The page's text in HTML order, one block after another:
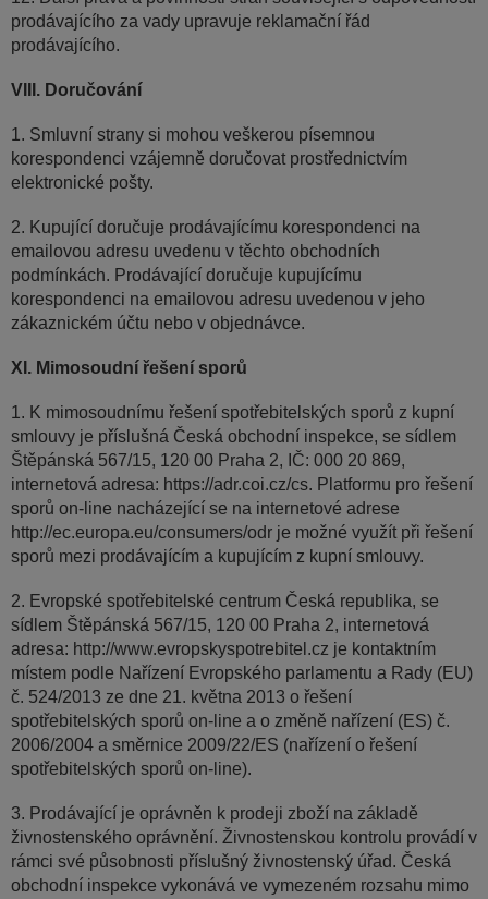
prodávajícího za vady upravuje reklamační řád
prodávajícího.
VIII. Doručování
1. Smluvní strany si mohou veškerou písemnou
korespondenci vzájemně doručovat prostřednictvím
elektronické pošty.
2. Kupující doručuje prodávajícímu korespondenci na
emailovou adresu uvedenu v těchto obchodních
podmínkách. Prodávající doručuje kupujícímu
korespondenci na emailovou adresu uvedenou v jeho
zákaznickém účtu nebo v objednávce.
XI. Mimosoudní řešení sporů
1. K mimosoudnímu řešení spotřebitelských sporů z kupní
smlouvy je příslušná Česká obchodní inspekce, se sídlem
Štěpánská 567/15, 120 00 Praha 2, IČ: 000 20 869,
internetová adresa: https://adr.coi.cz/cs. Platformu pro řešení
sporů on-line nacházející se na internetové adrese
http://ec.europa.eu/consumers/odr je možné využít při řešení
sporů mezi prodávajícím a kupujícím z kupní smlouvy.
2. Evropské spotřebitelské centrum Česká republika, se
sídlem Štěpánská 567/15, 120 00 Praha 2, internetová
adresa: http://www.evropskyspotrebitel.cz je kontaktním
místem podle Nařízení Evropského parlamentu a Rady (EU)
č. 524/2013 ze dne 21. května 2013 o řešení
spotřebitelských sporů on-line a o změně nařízení (ES) č.
2006/2004 a směrnice 2009/22/ES (nařízení o řešení
spotřebitelských sporů on-line).
3. Prodávající je oprávněn k prodeji zboží na základě
živnostenského oprávnění. Živnostenskou kontrolu provádí v
rámci své působnosti příslušný živnostenský úřad. Česká
obchodní inspekce vykonává ve vymezeném rozsahu mimo